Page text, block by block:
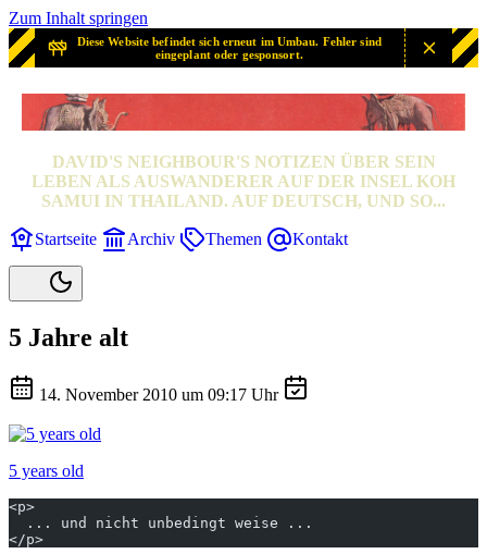
Zum Inhalt springen
Diese Website befindet sich erneut im Umbau. Fehler sind
eingeplant oder gesponsort.
SAMUI? SAMUI!
DAVID'S NEIGHBOUR'S NOTIZEN ÜBER SEIN
LEBEN ALS AUSWANDERER AUF DER INSEL KOH
SAMUI IN THAILAND. AUF DEUTSCH, UND SO...
Startseite Archiv Themen Kontakt
5 Jahre alt
14. November 2010 um 09:17 Uhr
5 years old
<p>
  ... und nicht unbedingt weise ...
</p>